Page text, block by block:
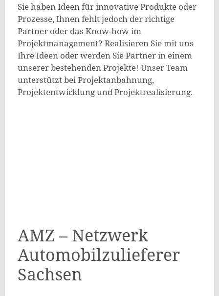
Sie haben Ideen für innovative Produkte oder
Prozesse, Ihnen fehlt jedoch der richtige
Partner oder das Know-how im
Projektmanagement? Realisieren Sie mit uns
Ihre Ideen oder werden Sie Partner in einem
unserer bestehenden Projekte! Unser Team
unterstützt bei Projektanbahnung,
Projektentwicklung und Projektrealisierung.
AMZ – Netzwerk
Automobilzulieferer
Sachsen